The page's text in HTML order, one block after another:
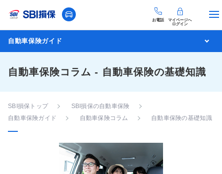
お電話
マイページへ
ログイン
自動車保険ガイド
自動車保険コラム - 自動車保険の基礎知識
SBI損保トップ
SBI損保の自動車保険
自動車保険ガイド
自動車保険コラム 自動車保険の基礎知識